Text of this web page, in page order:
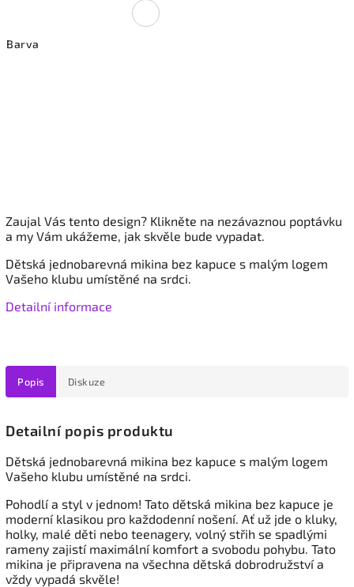
Barva
Zaujal Vás tento design? Klikněte na nezávaznou poptávku
a my Vám ukážeme, jak skvěle bude vypadat.
Dětská jednobarevná mikina bez kapuce s malým logem
Vašeho klubu umístěné na srdci.
Detailní informace
Popis Diskuze
Detailní popis produktu
Dětská jednobarevná mikina bez kapuce s malým logem
Vašeho klubu umístěné na srdci.
Pohodlí a styl v jednom! Tato dětská mikina bez kapuce je
moderní klasikou pro každodenní nošení. Ať už jde o kluky,
holky, malé děti nebo teenagery, volný střih se spadlými
rameny zajistí maximální komfort a svobodu pohybu. Tato
mikina je připravena na všechna dětská dobrodružství a
vždy vypadá skvěle!